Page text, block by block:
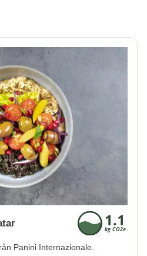
Panini Internazionale.